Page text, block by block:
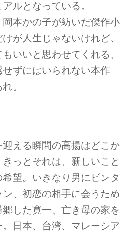
ルとなっている。
本かの子が紡いだ傑作小
が人生じゃないけれど、
いいと思わせてくれる、
ずにはいられない本作
。
える瞬間の高揚はどこか
っとそれは、新しいこと
望。いきなり男にビンタ
、初恋の相手に会うため
した寛一、亡き母の家を
。日本、台湾、マレーシア